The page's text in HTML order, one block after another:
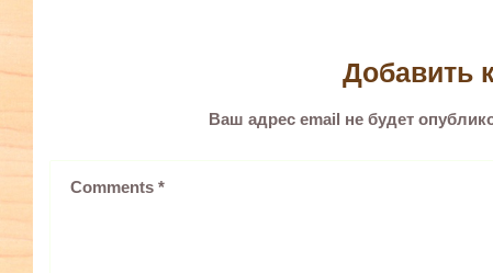
Добавить
Ваш адрес email не будет